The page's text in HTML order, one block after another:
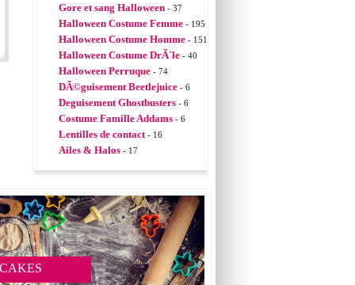
Gore et sang Halloween - 37
Halloween Costume Femme - 195
Halloween Costume Homme - 151
Halloween Costume DrÃ´le - 40
Halloween Perruque - 74
DÃ©guisement Beetlejuice - 6
Deguisement Ghostbusters - 6
Costume Famille Addams - 6
Lentilles de contact - 16
Ailes & Halos - 17